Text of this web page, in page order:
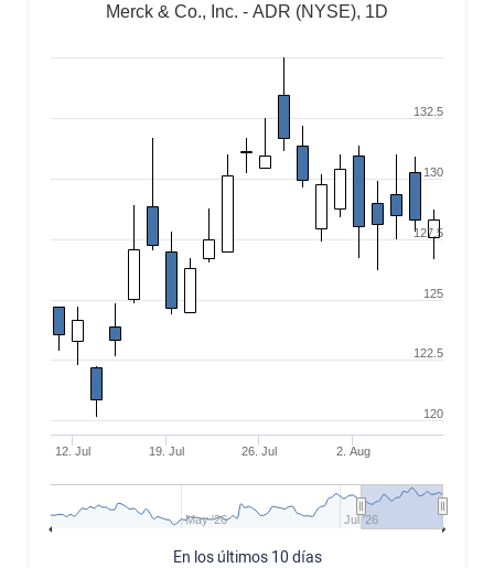
Merck & Co., Inc. - ADR (NYSE), 1D
12. Jul 19. Jul 26. Jul 2. Aug
May '26 Jul '26
120
122.5
125
127.5
130
132.5
En los últimos 10 días